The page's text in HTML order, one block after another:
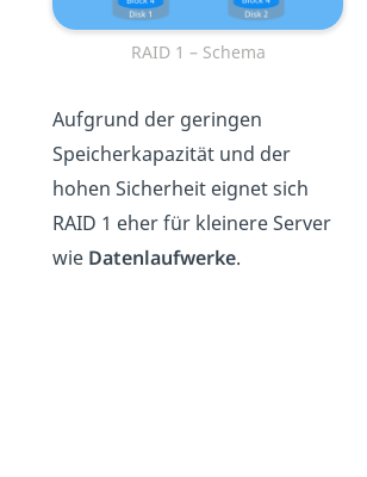
RAID 1 – Schema
Aufgrund der geringen
Speicherkapazität und der
hohen Sicherheit eignet sich
RAID 1 eher für kleinere Server
wie Datenlaufwerke.